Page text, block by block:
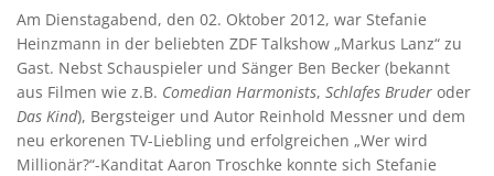
Am Dienstagabend, den 02. Oktober 2012, war Stefanie
Heinzmann in der beliebten ZDF Talkshow „Markus Lanz“ zu
Gast. Nebst Schauspieler und Sänger Ben Becker (bekannt
aus Filmen wie z.B. Comedian Harmonists, Schlafes Bruder oder
Das Kind), Bergsteiger und Autor Reinhold Messner und dem
neu erkorenen TV-Liebling und erfolgreichen „Wer wird
Millionär?“-Kanditat Aaron Troschke konnte sich Stefanie